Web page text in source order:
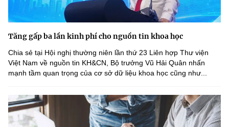
Tăng gấp ba lần kinh phí cho nguồn tin khoa học
Chia sẻ tại Hội nghị thường niên lần thứ 23 Liên hợp Thư viện
Việt Nam về nguồn tin KH&CN, Bộ trưởng Vũ Hải Quân nhấn
mạnh tầm quan trọng của cơ sở dữ liệu khoa học cũng như...